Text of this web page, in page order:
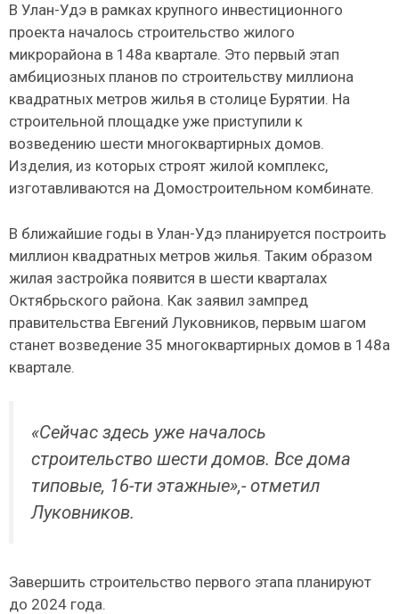
В Улан-Удэ в рамках крупного инвестиционного
проекта началось строительство жилого
микрорайона в 148а квартале. Это первый этап
амбициозных планов по строительству миллиона
квадратных метров жилья в столице Бурятии. На
строительной площадке уже приступили к
возведению шести многоквартирных домов.
Изделия, из которых строят жилой комплекс,
изготавливаются на Домостроительном комбинате.
В ближайшие годы в Улан-Удэ планируется построить
миллион квадратных метров жилья. Таким образом
жилая застройка появится в шести кварталах
Октябрьского района. Как заявил зампред
правительства Евгений Луковников, первым шагом
станет возведение 35 многоквартирных домов в 148а
квартале.
«Сейчас здесь уже началось
строительство шести домов. Все дома
типовые, 16-ти этажные»,- отметил
Луковников.
Завершить строительство первого этапа планируют
до 2024 года.